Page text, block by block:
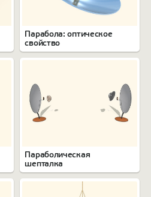
Парабола: оптическое
свойство
Параболическая
шепталка